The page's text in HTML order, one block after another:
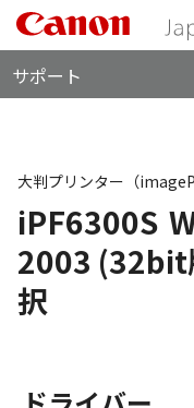
サポート
iPF6300S
2003 (32bit
択
大判プリンター（